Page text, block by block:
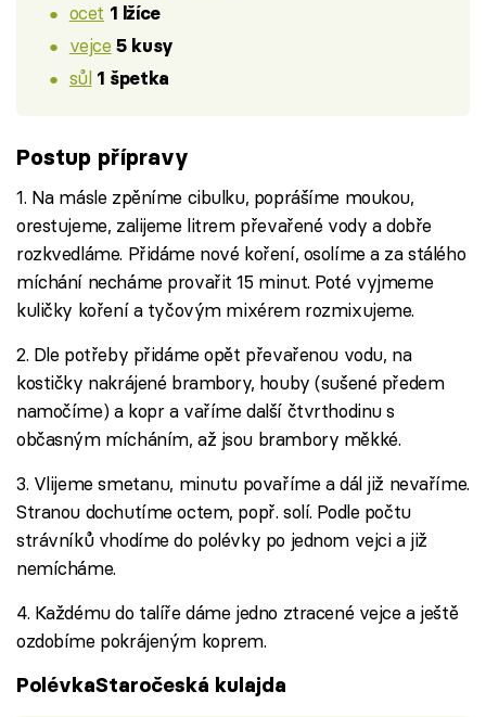
ocet 1 lžíce
vejce 5 kusy
sůl 1 špetka
Postup přípravy
1. Na másle zpěníme cibulku, poprášíme moukou,
orestujeme, zalijeme litrem převařené vody a dobře
rozkvedláme. Přidáme nové koření, osolíme a za stálého
míchání necháme provařit 15 minut. Poté vyjmeme
kuličky koření a tyčovým mixérem rozmixujeme.
2. Dle potřeby přidáme opět převařenou vodu, na
kostičky nakrájené brambory, houby (sušené předem
namočíme) a kopr a vaříme další čtvrthodinu s
občasným mícháním, až jsou brambory měkké.
3. Vlijeme smetanu, minutu povaříme a dál již nevaříme.
Stranou dochutíme octem, popř. solí. Podle počtu
strávníků vhodíme do polévky po jednom vejci a již
nemícháme.
4. Každému do talíře dáme jedno ztracené vejce a ještě
ozdobíme pokrájeným koprem.
PolévkaStaročeská kulajda